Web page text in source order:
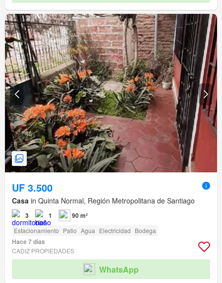
UF 3.500
Casa in Quinta Normal, Región Metropolitana de Santiago
3 1 90 m²
Estacionamiento Patio Agua Electricidad Bodega
Hace 7 días
CADIZ PROPIEDADES
WhatsApp